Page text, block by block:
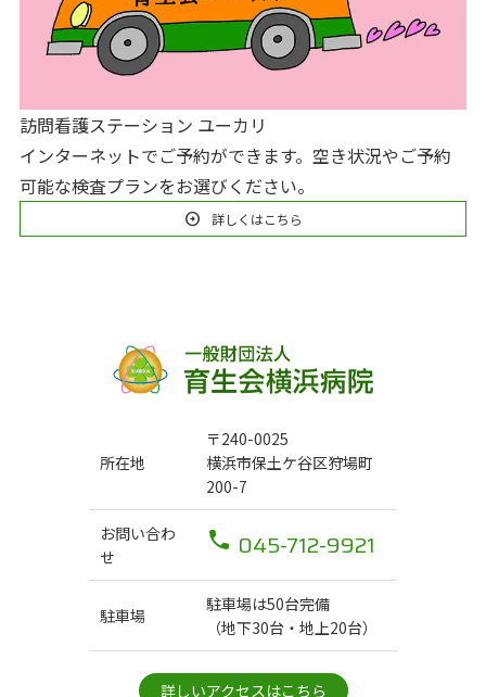
訪問看護ステーション ユーカリ
インターネットでご予約ができます。空き状況やご予約
可能な検査プランをお選びください。
arrow_circle_right 詳しくはこちら
所在地
〒240-0025
横浜市保土ケ谷区狩場町
200-7
お問い合わ
せ
045-712-9921
駐車場
駐車場は50台完備
（地下30台・地上20台）
詳しいアクセスはこちら